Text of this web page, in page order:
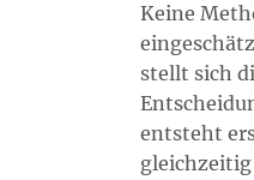
Keine
stellt sich
entsteht
gleichzeitig